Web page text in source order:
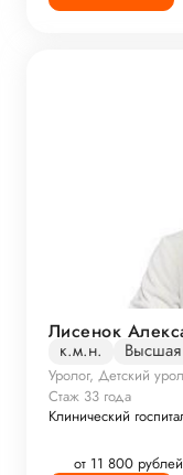
Лисенок
к.м.н. Высшая
Уролог, Детский
Стаж 33 года
Клинический
от 11 800 рублей